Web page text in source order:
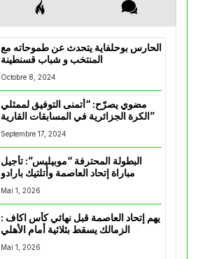
الحارس بوحلفاية يتحدث عن طموحاته مع
المنتخب و شباب قسنطينة
Octobre 8, 2024
مضوي يصرّح: “أتمنى التوفيق لممثلي
الكرة الجزائرية في المسابقات القارية”
Septembre 17, 2024
البطولة المحترفة “موبيليس”: تأجيل
مباراة إتحاد العاصمة وأتلتيك بارادو
Mai 1, 2026
يهم إتحاد العاصمة قبل نهائي كأس اكاف :
Mai 1, 2026